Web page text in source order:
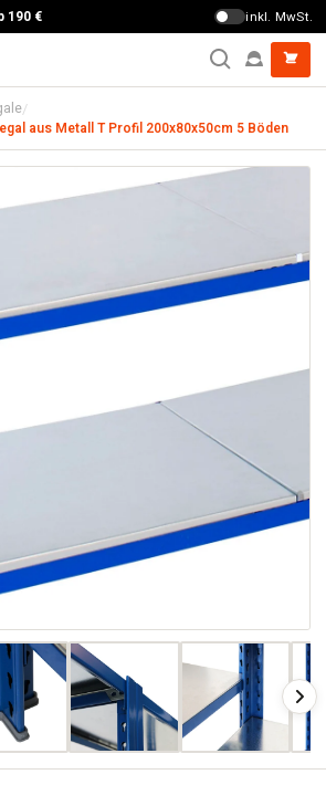
% inkl. MwSt.
/
aus Metall T Profil 200x80x50cm 5 Böden